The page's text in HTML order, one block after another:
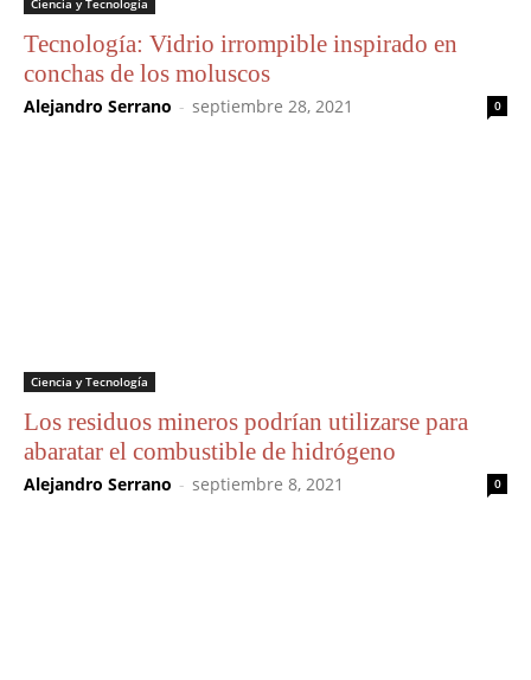
Ciencia y Tecnología
Tecnología: Vidrio irrompible inspirado en
conchas de los moluscos
Alejandro Serrano - septiembre 28, 2021 0
Ciencia y Tecnología
Los residuos mineros podrían utilizarse para
abaratar el combustible de hidrógeno
Alejandro Serrano - septiembre 8, 2021 0